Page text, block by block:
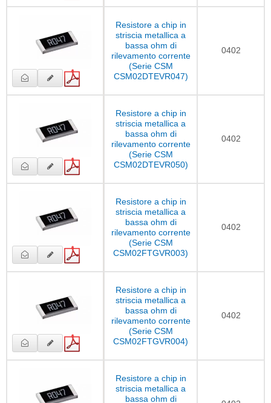
Resistore a chip in
striscia metallica a
bassa ohm di
rilevamento corrente
(Serie CSM
CSM02DTEVR047)
0402
Resistore a chip in
striscia metallica a
bassa ohm di
rilevamento corrente
(Serie CSM
CSM02DTEVR050)
0402
Resistore a chip in
striscia metallica a
bassa ohm di
rilevamento corrente
(Serie CSM
CSM02FTGVR003)
0402
Resistore a chip in
striscia metallica a
bassa ohm di
rilevamento corrente
(Serie CSM
CSM02FTGVR004)
0402
Resistore a chip in
striscia metallica a
bassa ohm di